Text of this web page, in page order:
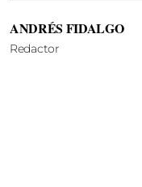
ANDRÉS FIDALGO
Redactor